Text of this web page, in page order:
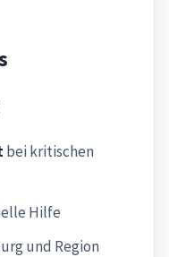
bei kritischen
Hilfe
und Region